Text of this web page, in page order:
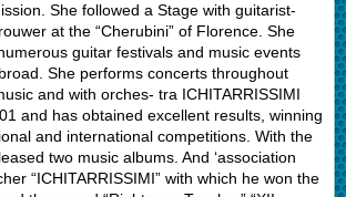
She followed a Stage with guitarist-
at the “Cherubini” of Florence. She
guitar festivals and music events
She performs concerts throughout
and with orches- tra ICHITARRISSIMI
and has obtained excellent results, winning
and international competitions. With the
two music albums. And ‘association
“ICHITARRISSIMI” with which he won the